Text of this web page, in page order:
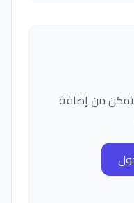
من إضافة